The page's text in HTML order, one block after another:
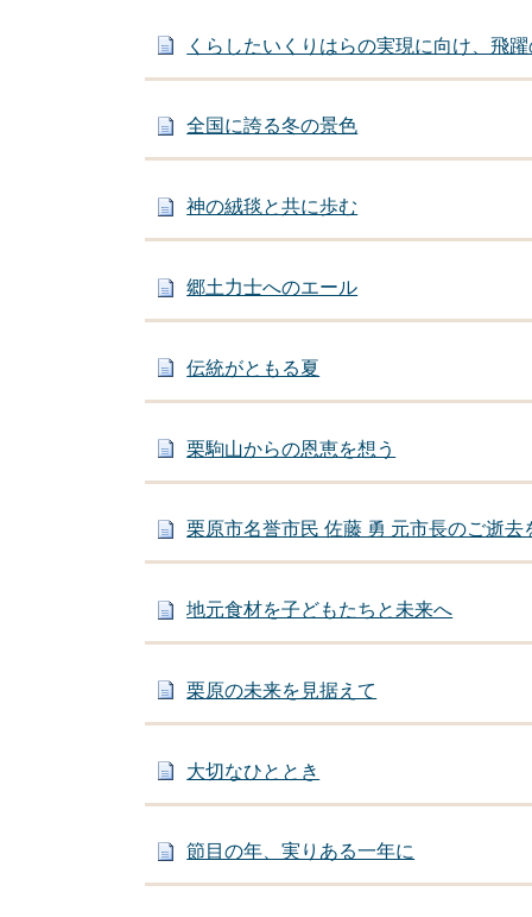
くらしたいくりはらの実現に向け、飛
全国に誇る冬の景色
神の絨毯と共に歩む
郷土力士へのエール
伝統がともる夏
栗駒山からの恩恵を想う
栗原市名誉市民 佐藤 勇 元市長のご逝去
地元食材を子どもたちと未来へ
栗原の未来を見据えて
大切なひととき
節目の年、実りある一年に